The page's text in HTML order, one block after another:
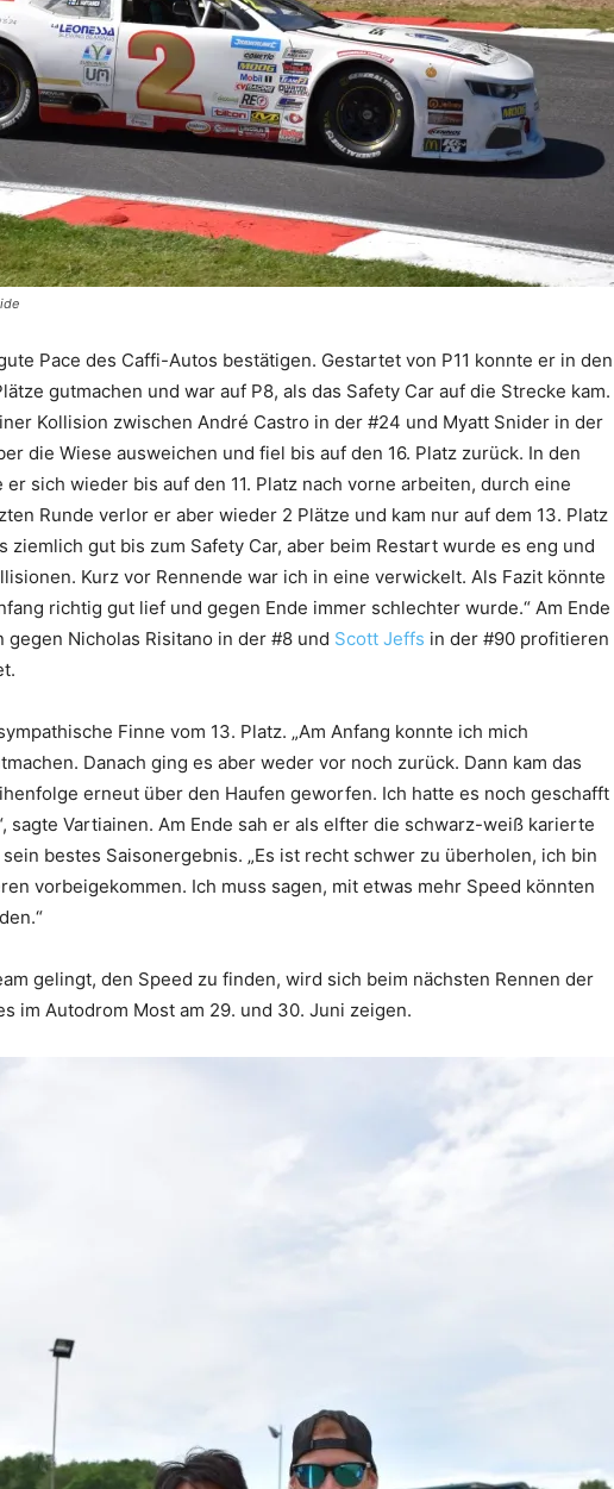
Pace des Caffi-Autos bestätigen. Gestartet von P11 konnte er in den
gutmachen und war auf P8, als das Safety Car auf die Strecke kam.
Kollision zwischen André Castro in der #24 und Myatt Snider in der
die Wiese ausweichen und fiel bis auf den 16. Platz zurück. In den
sich wieder bis auf den 11. Platz nach vorne arbeiten, durch eine
Runde verlor er aber wieder 2 Plätze und kam nur auf dem 13. Platz
ziemlich gut bis zum Safety Car, aber beim Restart wurde es eng und
Kurz vor Rennende war ich in eine verwickelt. Als Fazit könnte
richtig gut lief und gegen Ende immer schlechter wurde.“ Am Ende
Nicholas Risitano in der #8 und Scott Jeffs in der #90 profitieren
Finne vom 13. Platz. „Am Anfang konnte ich mich
Danach ging es aber weder vor noch zurück. Dann kam das
erneut über den Haufen geworfen. Ich hatte es noch geschafft
sagte Vartiainen. Am Ende sah er als elfter die schwarz-weiß karierte
bestes Saisonergebnis. „Es ist recht schwer zu überholen, ich bin
vorbeigekommen. Ich muss sagen, mit etwas mehr Speed könnten
gelingt, den Speed zu finden, wird sich beim nächsten Rennen der
im Autodrom Most am 29. und 30. Juni zeigen.